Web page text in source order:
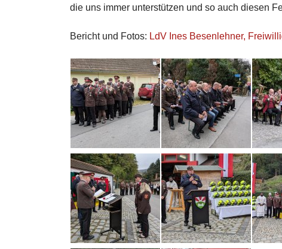
die uns immer unterstützen und so auch diesen
Bericht und Fotos: LdV Ines Besenlehner,